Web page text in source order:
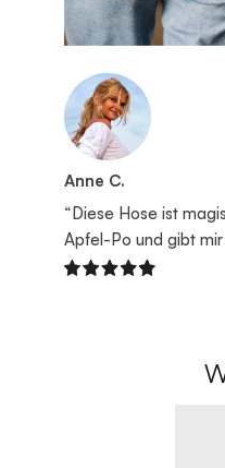
Anne C.
“Diese Hose ist
Apfel-Po und gibt